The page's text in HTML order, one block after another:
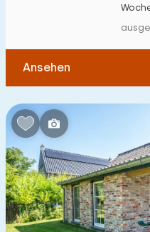
Ansehen